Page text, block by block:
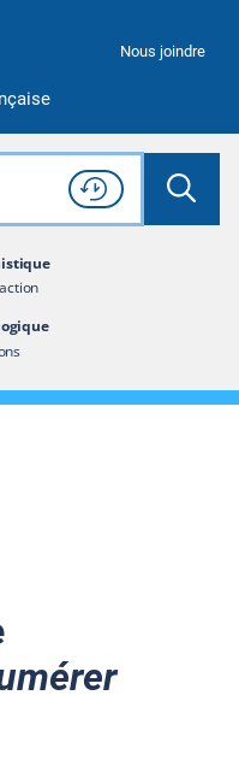
Nous joindre
dans tout le site
Lancer
Consulter l'
Historique
de recherche